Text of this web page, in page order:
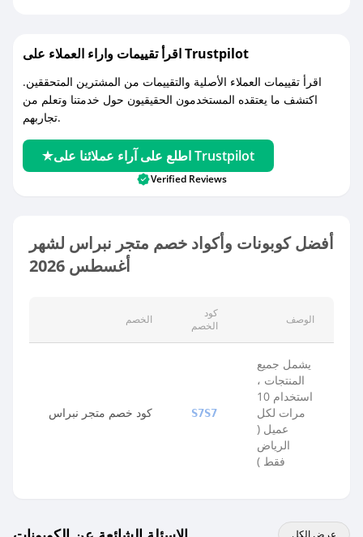
اقرأ تقييمات واراء العملاء على Trustpilot
اقرأ تقييمات العملاء الأصلية والتقييمات من المشترين المتحققين.
اكتشف ما يعتقده المستخدمون الحقيقيون حول خدمتنا وتعلم من
تجاربهم.
اطلع على آراء عملائنا على Trustpilot
Verified Reviews
أفضل كوبونات وأكواد خصم متجر نبراس لشهر
أغسطس 2026
الخصم
كود
الخصم
الوصف
كود خصم متجر نبراس S7S7
يشمل جميع
المنتجات ،
استخدام 10
مرات لكل
عميل (
الرياض
فقط )
عرض الكل